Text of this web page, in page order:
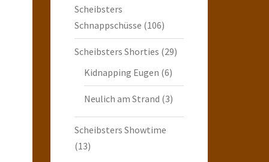
Scheibsters
Schnappschüsse (106)
Scheibsters Shorties (29)
Kidnapping Eugen (6)
Neulich am Strand (3)
Scheibsters Showtime
(13)